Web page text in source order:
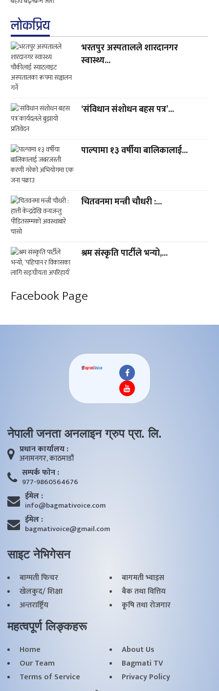
लाेकप्रिय
भरतपुर अस्पतालले शारदानगर
स्वास्थ्य...
‘संविधान संशोधन बहस पत्र’...
पाल्पामा १३ वर्षीया बालिकालाई...
चितवनमा मन्त्री चौधरी :...
श्रम संस्कृति पार्टीले भन्यो,...
Facebook Page
नेपाली जनता अनलाइन ग्रुप प्रा. लि.
प्रधान कार्यालय :
अनामनगर, काठमाडाैं
सम्पर्क फाेन :
977-9860564676
ईमेल :
info@bagmativoice.com
ईमेल :
bagmativoice@gmail.com
साइट नेभिगेसन
बाग्मती फिचर
बागमती भ्वाइस
खेलकुद/ शिक्षा
बैक तथा वित्तिय
अन्तरार्ष्ट्रिय
कृृषि तथा राेजगार
महत्वपूर्ण लिङ्कहरू
Home
About Us
Our Team
Bagmati TV
Terms of Service
Privacy Policy